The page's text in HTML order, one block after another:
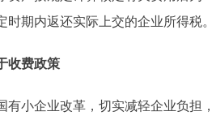
时期内返还实际上交的企业所得税
收费政策
小企业改革，切实减轻企业负担，